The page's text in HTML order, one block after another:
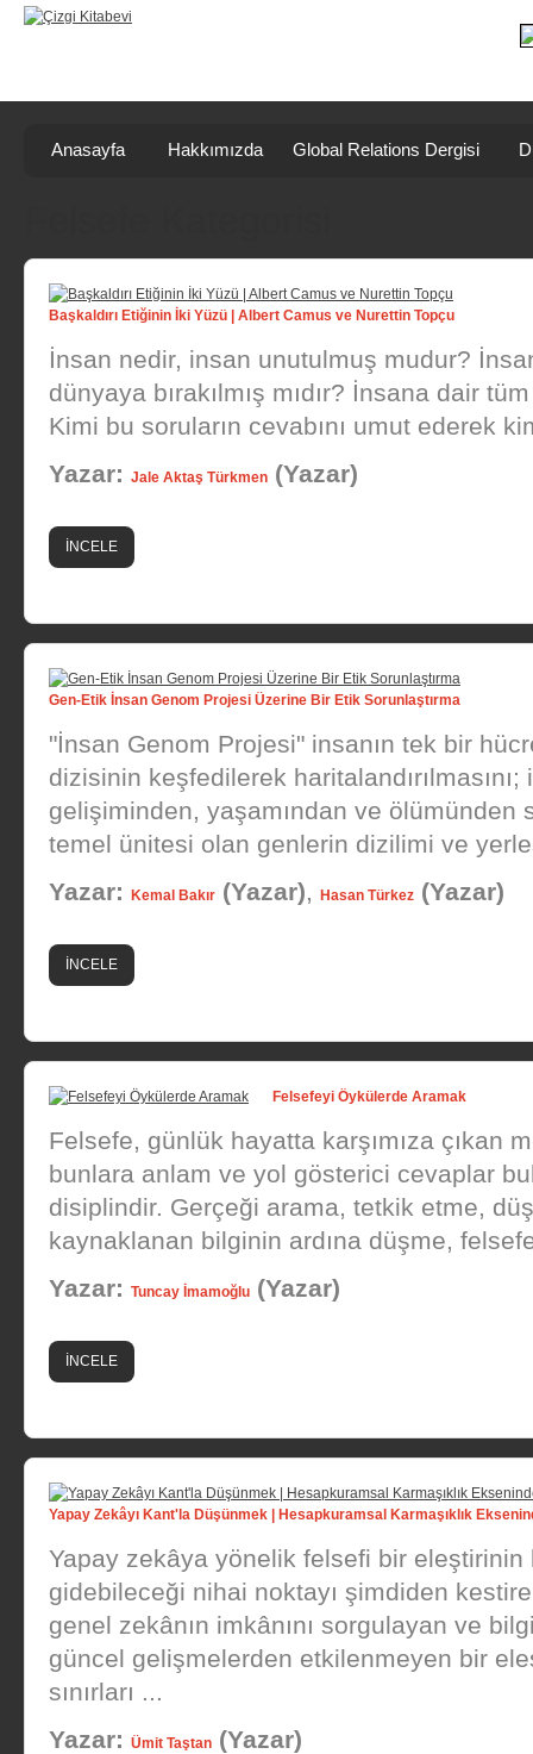
Anasayfa Hakkımızda Global Relations Dergisi
Başkaldırı Etiğinin İki Yüzü | Albert Camus ve Nurettin Topçu
İnsan nedir, insan unutulmuş mudur?
dünyaya bırakılmış mıdır? İnsana dair
Kimi bu soruların cevabını umut ederek
Yazar: Jale Aktaş Türkmen (Yazar)
İNCELE
Gen-Etik İnsan Genom Projesi Üzerine Bir Etik Sorunlaştırma
"İnsan Genom Projesi" insanın tek bir
dizisinin keşfedilerek
gelişiminden, yaşamından ve ölümünden
temel ünitesi olan genlerin dizilimi ve
Yazar:
Kemal Bakır (Yazar), Hasan Türkez (Yazar)
İNCELE
Felsefeyi Öykülerde Aramak
Felsefe, günlük hayatta karşımıza çıkan
bunlara anlam ve yol gösterici cevaplar
disiplindir. Gerçeği arama, tetkik etme,
kaynaklanan bilginin ardına düşme,
Yazar: Tuncay İmamoğlu (Yazar)
İNCELE
Yapay Zekâyı Kant'la Düşünmek | Hesapkuramsal Karmaşıklık
Yapay zekâya yönelik felsefi bir eleştirinin
gidebileceği nihai noktayı şimdiden
genel zekânın imkânını sorgulayan ve
güncel gelişmelerden etkilenmeyen bir
sınırları ...
Yazar: Ümit Taştan (Yazar)